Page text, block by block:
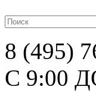
8 (495)
С 9:00